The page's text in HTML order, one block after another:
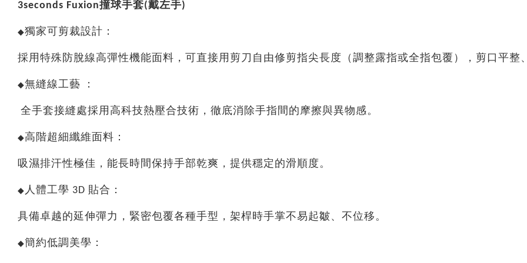
3seconds Fuxion撞球手套(戴左手)
◆獨家可剪裁設計：
採用特殊防脫線高彈性機能面料，可直接用剪刀自由修剪指尖長度（調整露指或全指包覆），剪口平整
◆無縫線工藝 ：
全手套接縫處採用高科技熱壓合技術，徹底消除手指間的摩擦與異物感。
◆高階超細纖維面料：
吸濕排汗性極佳，能長時間保持手部乾爽，提供穩定的滑順度。
◆人體工學 3D 貼合：
具備卓越的延伸彈力，緊密包覆各種手型，架桿時手掌不易起皺、不位移。
◆簡約低調美學：